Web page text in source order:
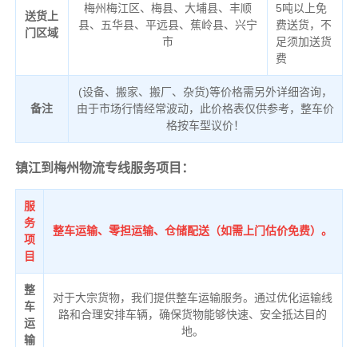
送货上
门区域
梅州梅江区、梅县、大埔县、丰顺
县、五华县、平远县、蕉岭县、兴宁
市
5吨以上免
费送货，不
足须加送货
费
备注
(设备、搬家、搬厂、杂货)等价格需另外详细咨询，
由于市场行情经常波动，此价格表仅供参考，整车价
格按车型议价！
镇江到梅州物流专线服务项目：
服
务
项
目
整车运输、零担运输、仓储配送（如需上门估价免费）。
整
车
运
输
对于大宗货物，我们提供整车运输服务。通过优化运输线
路和合理安排车辆，确保货物能够快速、安全抵达目的
地。